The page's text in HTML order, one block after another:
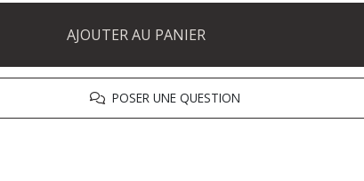
AJOUTER AU PANIER
POSER UNE QUESTION